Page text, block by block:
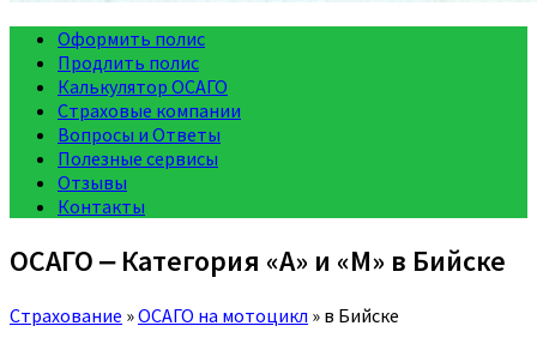
Оформить полис
Продлить полис
Калькулятор ОСАГО
Страховые компании
Вопросы и Ответы
Полезные сервисы
Отзывы
Контакты
ОСАГО ‒ Категория «A» и «M» в Бийске
Страхование »ОСАГО на мотоцикл » в Бийске